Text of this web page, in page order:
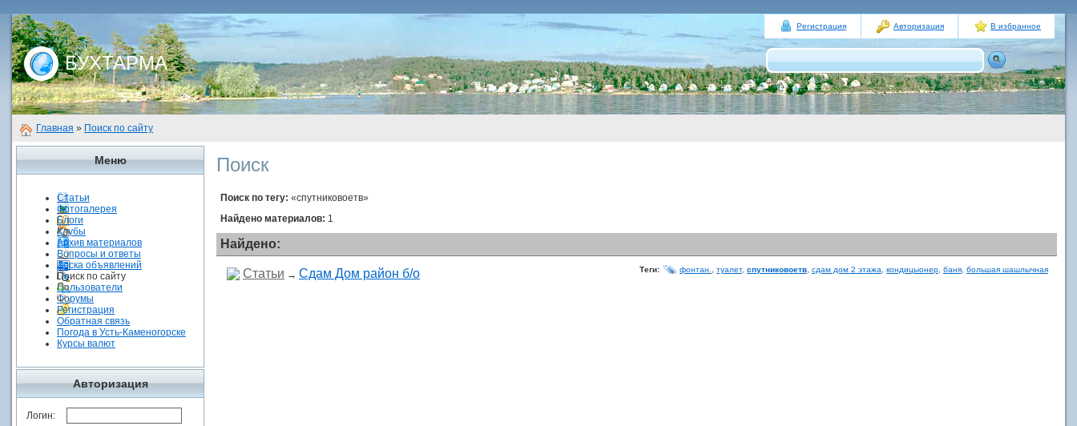
БУХТАРМА
Регистрация Авторизация В избранное
Главная » Поиск по сайту
Меню
Статьи
Фотогалерея
Блоги
Клубы
Архив материалов
Вопросы и ответы
Доска объявлений
Поиск по сайту
Пользователи
Форумы
Регистрация
Обратная связь
Погода в Усть-Каменогорске
Курсы валют
Авторизация
Логин:
Поиск
Поиск по тегу: «спутниковоетв»
Найдено материалов: 1
Найдено:
Статьи → Сдам Дом район б/о Теги: фонтан. туалет, спутниковоетв сдам дом 2 этажа кондицыонер баня большая шашлычная